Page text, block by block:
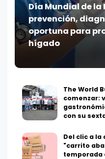
Día Mundial de
prevención,
oportuna para
hígado
The World
comenzar:
con su
Del clic a la
"carrito
temporada